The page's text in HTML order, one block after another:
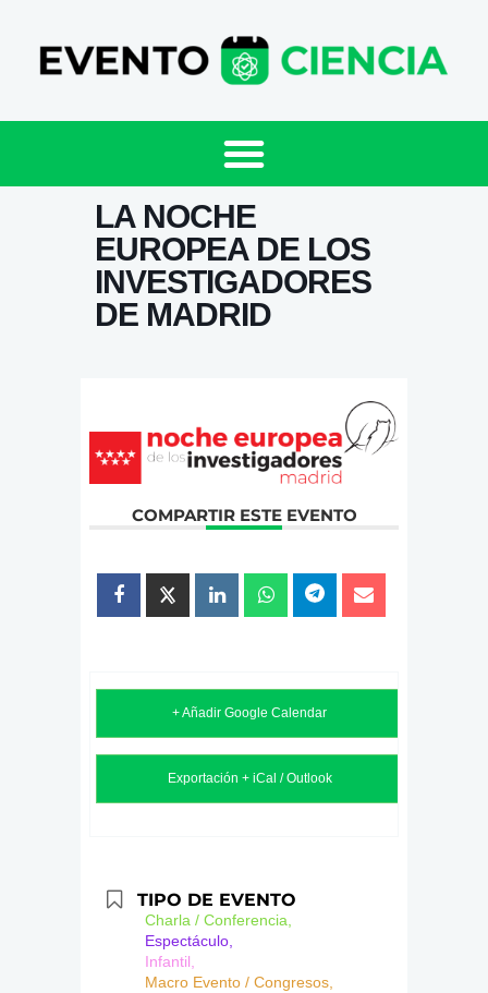
LA NOCHE
EUROPEA DE LOS
INVESTIGADORES
DE MADRID
COMPARTIR ESTE EVENTO
+ Añadir Google Calendar
Exportación + iCal / Outlook
TIPO DE EVENTO
Charla / Conferencia,
Espectáculo,
Infantil,
Macro Evento / Congresos,